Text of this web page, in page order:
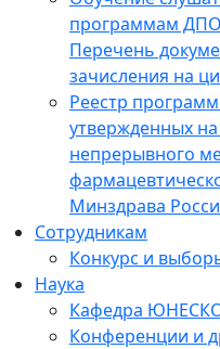
программам
Перечень
зачисления на
Реестр
утвержденных
непрерывного
Минздрава
Сотрудникам
Конкурс и
Наука
Кафедра
Конференции и